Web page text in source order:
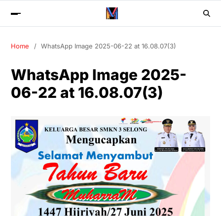
Home WhatsApp Image 2025-06-22 at 16.08.07(3)
WhatsApp Image 2025-
06-22 at 16.08.07(3)